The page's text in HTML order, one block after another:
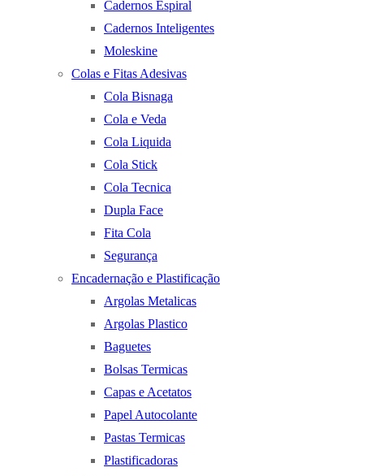
Cadernos Espiral
Cadernos Inteligentes
Moleskine
Colas e Fitas Adesivas
Cola Bisnaga
Cola e Veda
Cola Liquida
Cola Stick
Cola Tecnica
Dupla Face
Fita Cola
Segurança
Encadernação e Plastificação
Argolas Metalicas
Argolas Plastico
Baguetes
Bolsas Termicas
Capas e Acetatos
Papel Autocolante
Pastas Termicas
Plastificadoras